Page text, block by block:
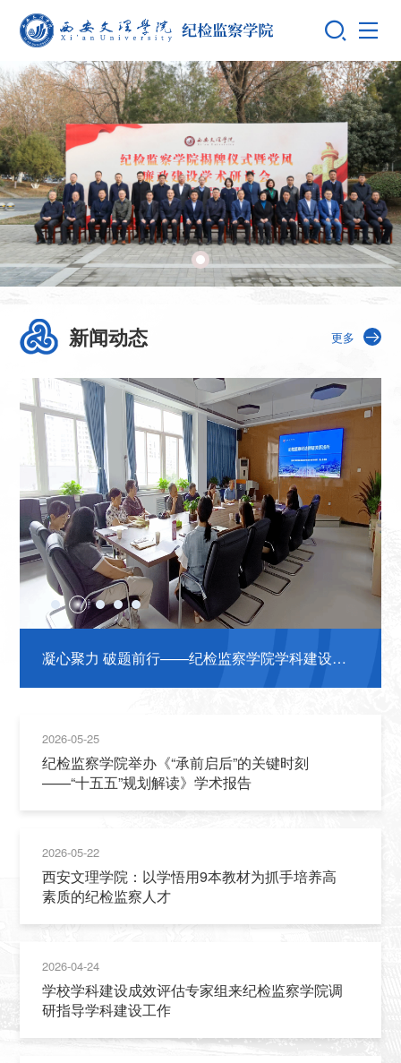
新闻动态 更多
凝心聚力 破题前行——纪检监察学院学科建设工
作会圆满结束
2026-05-25
纪检监察学院举办《“承前启后”的关键时刻
——“十五五”规划解读》学术报告
2026-05-22
西安文理学院：以学悟用9本教材为抓手培养高
素质的纪检监察人才
2026-04-24
学校学科建设成效评估专家组来纪检监察学院调
研指导学科建设工作